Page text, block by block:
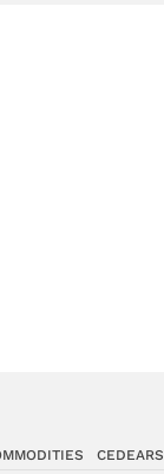
CEDEARS